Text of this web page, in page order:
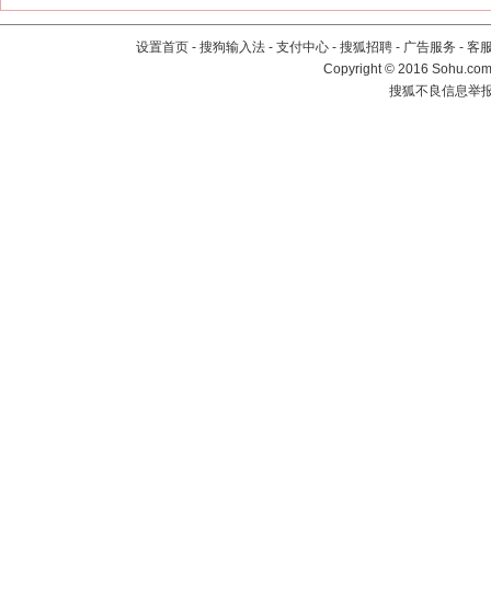
设置首页 - 搜狗输入法 - 支付中心 - 搜狐招聘 - 广告服务 - 客
Copyright©2016
搜狐不良信息举